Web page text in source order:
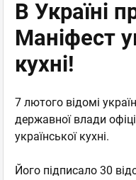
В Україні
Маніфест
кухні!
7 лютого відомі
державної влади
української кухні.
Його підписало 30